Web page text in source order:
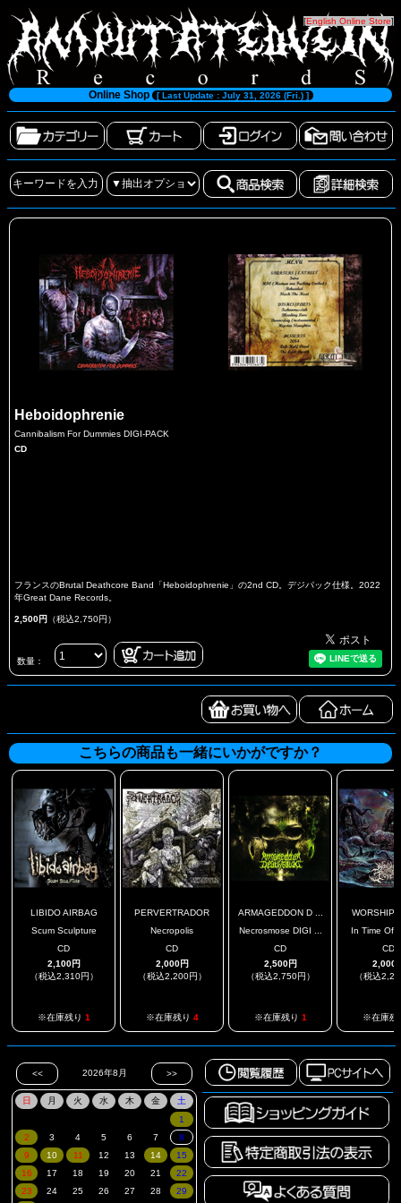
[English Online Store]
Online Shop [ Last Update : July 31, 2026 (Fri.) ]
Heboidophrenie
Cannibalism For Dummies DIGI-PACK
CD
フランスのBrutal Deathcore Band「Heboidophrenie」の2nd CD。デジパック仕様。2022
年Great Dane Records。
2,500円 （税込2,750円）
数量：
こちらの商品も一緒にいかがですか？
LIBIDO AIRBAG
Scum Sculpture
CD
2,100円
（税込2,310円）
※在庫残り 1
PERVERTRADOR
Necropolis
CD
2,000円
（税込2,200円）
※在庫残り 4
ARMAGEDDON D ...
Necrosmose DIGI ...
CD
2,500円
（税込2,750円）
※在庫残り 1
WORSHIP
In Time Of
CD
2,000
（税込
※在庫残